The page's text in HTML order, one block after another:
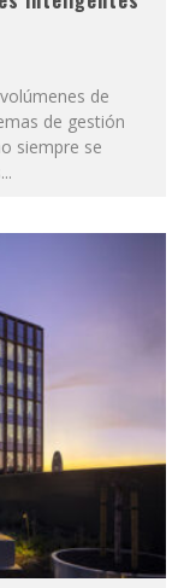
de
de gestión
siempre se
...